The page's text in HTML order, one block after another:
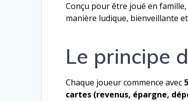
Conçu pour être joué en
manière ludique, bienveillante
Le principe
Chaque joueur commence avec
cartes (revenus, épargne,